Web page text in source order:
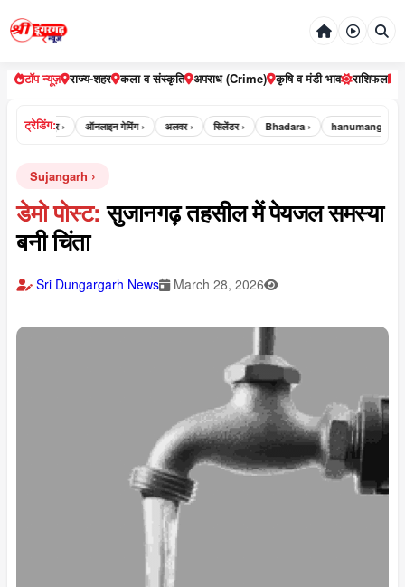
टॉप न्यूज़ राज्य-शहर कला व संस्कृति अपराध (Crime) कृषि व मंडी भाव राशिफल
ट्रेडिंग:
भरतपुर › ऑनलाइन गेमिंग › अलवर › सिलेंडर › Bhadara › hanumangarh ›
Sujangarh
डेमो पोस्ट: सुजानगढ़ तहसील में पेयजल समस्या
बनी चिंता
Sri Dungargarh News March 28, 2026